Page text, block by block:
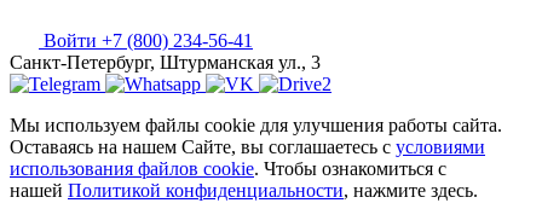
Войти +7 (800) 234-56-41
Санкт-Петербург, Штурманская ул., 3
Мы используем файлы cookie для улучшения работы сайта.
Оставаясь на нашем Сайте, вы соглашаетесь с условиями
использования файлов cookie. Чтобы ознакомиться с
нашей Политикой конфиденциальности, нажмите здесь.